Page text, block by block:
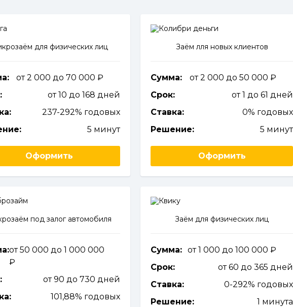
для физических лиц
от 2 000 до 70 000
от 10 до 168 дней
237-292% годовых
5 минут
Оформить
Заём лля новых клиентов
Сумма:
от 2 000 до 50 000
Срок:
от 1 до 61 дней
Ставка:
0% годовых
Решение:
5 минут
Оформить
под залог автомобиля
от 50 000 до 1 000 000
от 90 до 730 дней
101,88% годовых
Заём для физических лиц
Сумма: от 1 000 до 100 000
Срок:
от 60 до 365 дней
Ставка:
0-292% годовых
Решение:
1 минута